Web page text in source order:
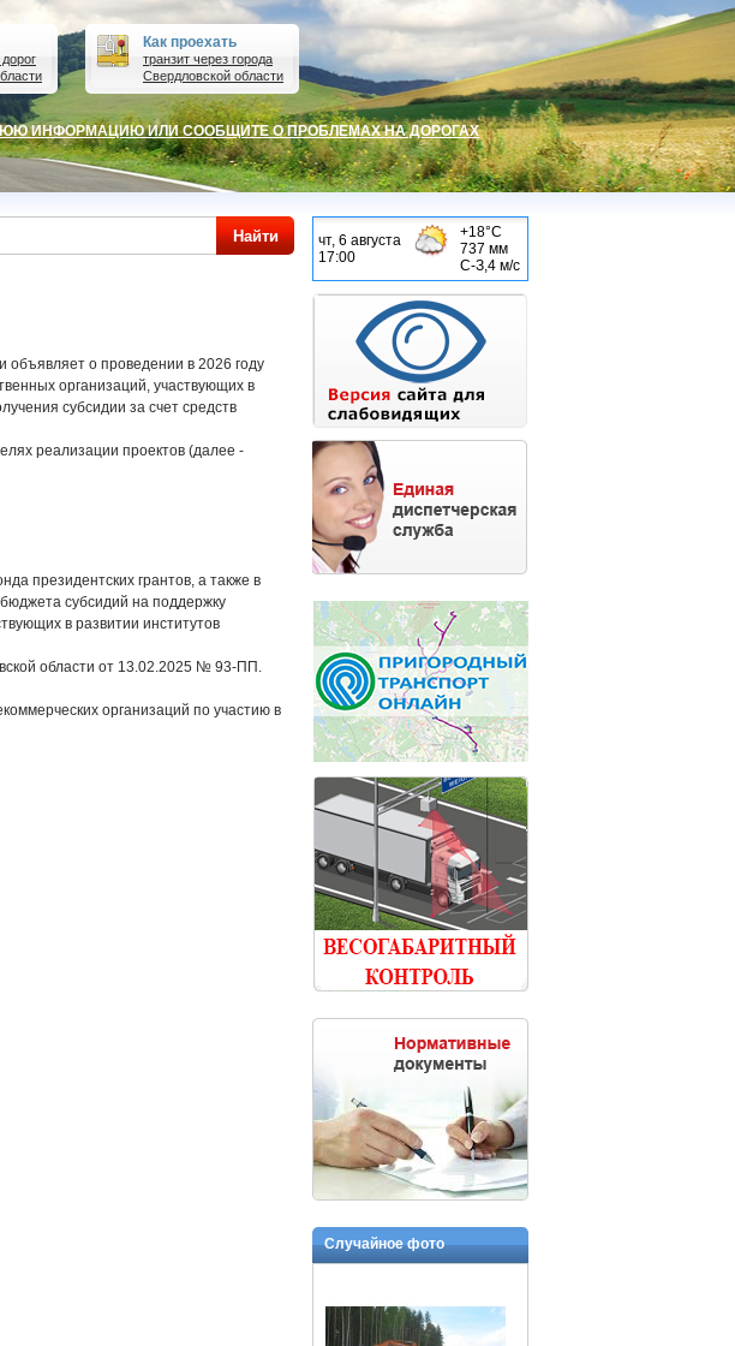
Как проехать
транзит через города
Свердловской области
ИНФОРМАЦИЮ ИЛИ СООБЩИТЕ О ПРОБЛЕМАХ НА ДОРОГАХ
объявляет о проведении в 2026 году
организаций, участвующих в
субсидии за счет средств
реализации проектов (далее -
президентских грантов, а также в
субсидий на поддержку
в развитии институтов
области от 13.02.2025 № 93-ПП.
организаций по участию в
Случайное фото